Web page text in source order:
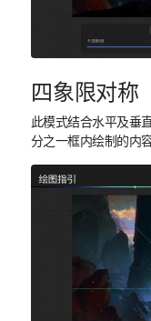
四象限对称
此模式结合水平及垂
分之一框内绘制的内